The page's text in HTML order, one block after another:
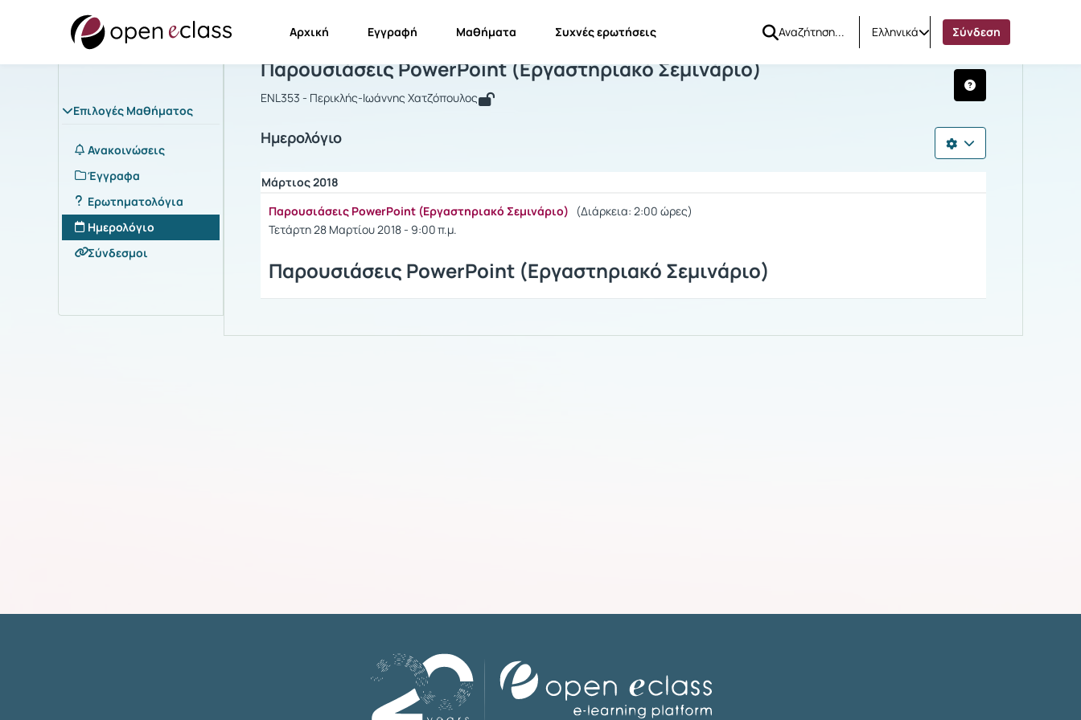
Αρχική Εγγραφή Μαθήματα Συχνές ερωτήσεις Ελληνικά Σύνδεση
Επιλογές Μαθήματος
Ανακοινώσεις
Έγγραφα
Ερωτηματολόγια
Ημερολόγιο
Σύνδεσμοι
Μάθημα : Παρουσιάσεις PowerPoint (Εργαστηριακό Σεμινάριο)
Παρουσιάσεις PowerPoint (Εργαστηριακό Σεμινάριο)
ENL353 - Περικλής-Ιωάννης Χατζόπουλος
Ημερολόγιο
Μάρτιος 2018
Παρουσιάσεις PowerPoint (Εργαστηριακό Σεμινάριο) (Διάρκεια: 2:00 ώρες)
Τετάρτη 28 Μαρτίου 2018 - 9:00 π.μ.
Παρουσιάσεις PowerPoint (Εργαστηριακό Σεμινάριο)